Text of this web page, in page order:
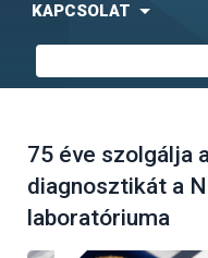
KAPCSOLAT
75 éve szolgálja
diagnosztikát a
laboratóriuma